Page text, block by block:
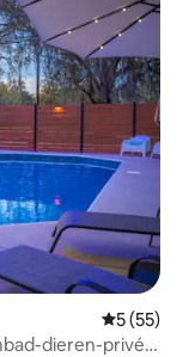
5 (55)
dieren-privé-